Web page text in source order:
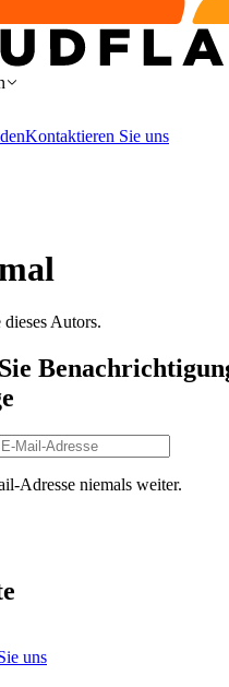
Kontaktieren Sie uns
Autors.
Adresse niemals weiter.
uns